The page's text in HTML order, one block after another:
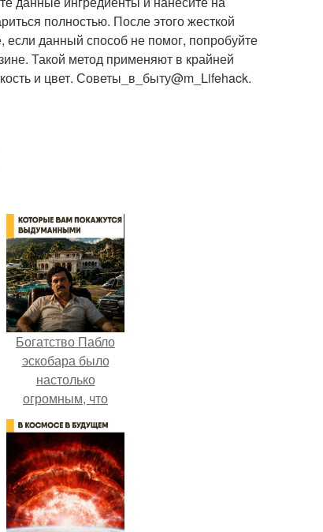
полностью. После этого жесткой
если данный способ не помог, попробуйте
Такой метод применяют в крайней
и цвет. Советы_в_быту@m_Lifehack.
Богатство Пабло
эскобара было
настолько
огромным, что
многие истории о
нём звучат как
вымысел.